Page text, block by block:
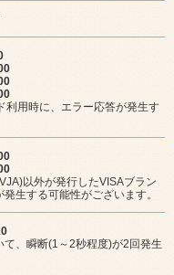
用時に、エラー応答が発生す
以外が発行したVISAブラン
生する可能性がございます。
、瞬断(1～2秒程度)が2回発生